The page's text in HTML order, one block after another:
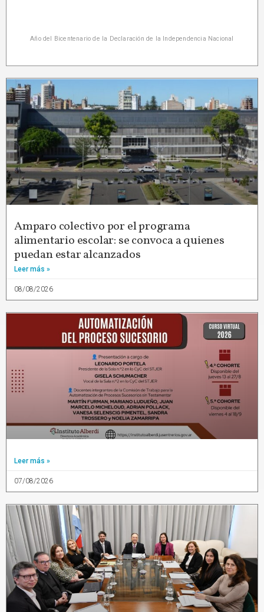
Año del Bicentenario de la Declaración de la Independencia Nacional
Amparo colectivo por el programa
alimentario escolar: se convoca a quienes
puedan estar alcanzados
Leer más »
08/08/2026
Leer más »
07/08/2026